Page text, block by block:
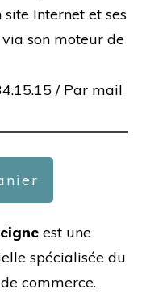
Internet et ses
via son moteur de
/ Par mail
est une
spécialisée du
commerce.